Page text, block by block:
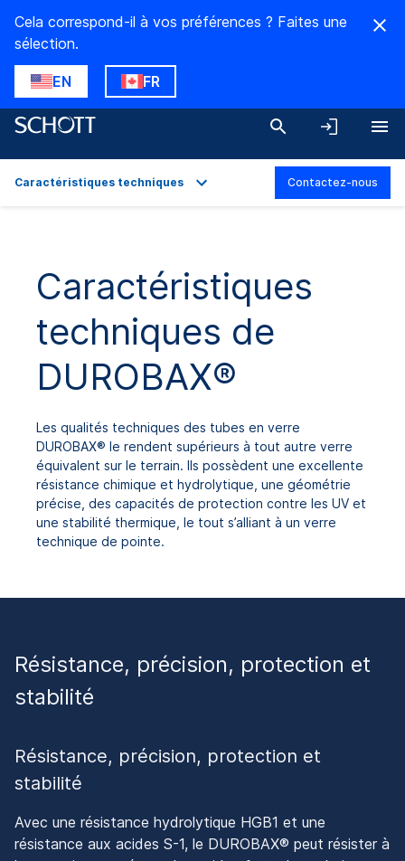
Cela correspond-il à vos préférences ? Faites une
sélection.
EN FR
Caractéristiques techniques
Gamme de produits
Téléchargements
Caractéristiques techniques Contactez-nous
Caractéristiques
techniques de
DUROBAX®
Les qualités techniques des tubes en verre
DUROBAX® le rendent supérieurs à tout autre verre
équivalent sur le terrain. Ils possèdent une excellente
résistance chimique et hydrolytique, une géométrie
précise, des capacités de protection contre les UV et
une stabilité thermique, le tout s’alliant à un verre
technique de pointe.
Résistance, précision, protection et
stabilité
Résistance, précision, protection et
stabilité
Avec une résistance hydrolytique HGB1 et une
résistance aux acides S-1, le DUROBAX® peut résister à